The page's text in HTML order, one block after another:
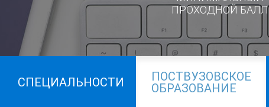
ПРОХОДНОЙ БАЛЛ
СПЕЦИАЛЬНОСТИ
ПОСТВУЗОВСКОЕ
ОБРАЗОВАНИЕ